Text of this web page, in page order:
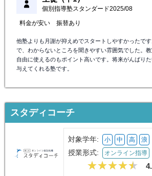
口コミ 全35件
生徒（中1）
個別指導塾スタンダード
他塾よりも月謝が抑えめでスタートしやすかったで
で、わからないところを聞きやすい雰囲気でした。教
与えてくれる塾です。